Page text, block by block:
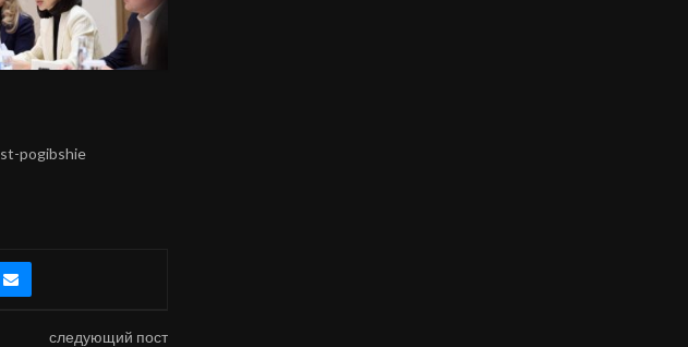
pogibshie
следующий пост